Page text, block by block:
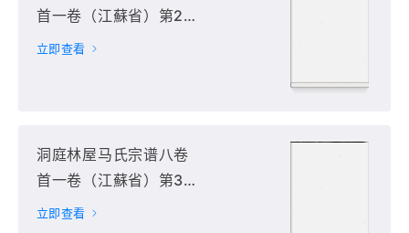
首一卷（江蘇省）第2
册
立即查看
洞庭林屋马氏宗谱八卷
首一卷（江蘇省）第3
册
立即查看